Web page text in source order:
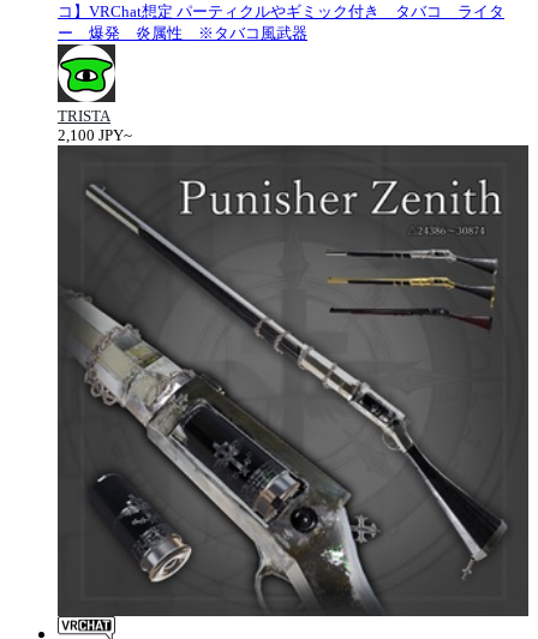
コ】VRChat想定 パーティクルやギミック付き タバコ ライタ
ー 爆発 炎属性 ※タバコ風武器
TRISTA
2,100 JPY~